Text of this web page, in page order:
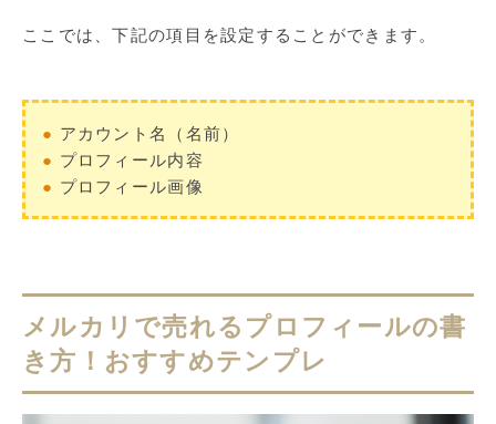
ここでは、下記の項目を設定することができます。
● アカウント名（名前）
● プロフィール内容
● プロフィール画像
メルカリで売れるプロフィールの書
き方！おすすめテンプレ